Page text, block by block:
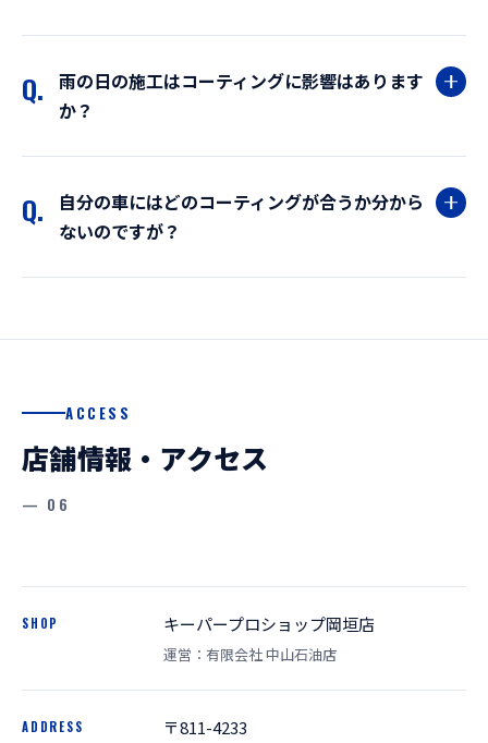
Q.
雨の日の施工はコーティングに影響はあります
か？
Q.
自分の車にはどのコーティングが合うか分から
ないのですが？
ACCESS
店舗情報・アクセス
— 06
SHOP キーパープロショップ岡垣店
運営：有限会社 中山石油店
ADDRESS
〒811-4233